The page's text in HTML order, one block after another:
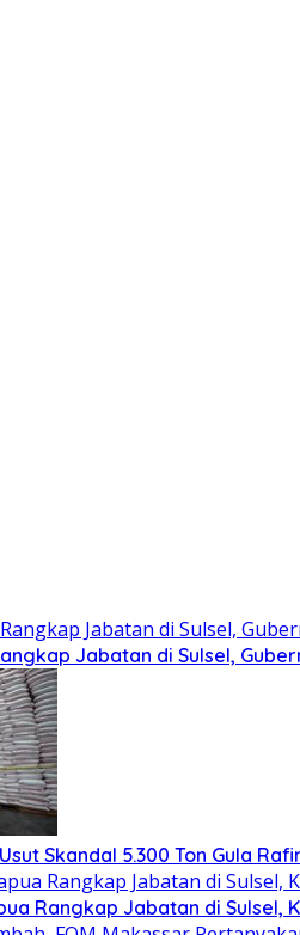
Jabatan di Sulsel,
Skandal 5.300 Ton Gula
Rangkap Jabatan di Sulsel,